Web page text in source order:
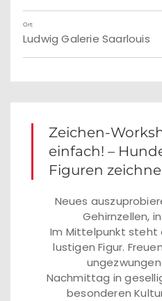
Ort:
Ludwig Galerie Saarlouis
Zeichen-
einfach! –
Figuren
Neues
Gehirnzellen,
Im Mittelpunkt steht
lustigen Figur.
Nachmittag in
besonderen